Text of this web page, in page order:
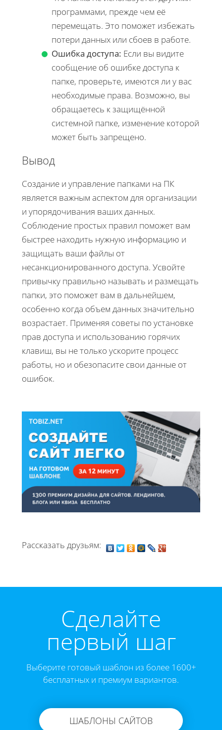
программами, прежде чем её
перемещать. Это поможет избежать
потери данных или сбоев в работе.
Ошибка доступа: Если вы видите
сообщение об ошибке доступа к
папке, проверьте, имеются ли у вас
необходимые права. Возможно, вы
обращаетесь к защищённой
системной папке, изменение которой
может быть запрещено.
Вывод
Создание и управление папками на ПК
является важным аспектом для организации
и упорядочивания ваших данных.
Соблюдение простых правил поможет вам
быстрее находить нужную информацию и
защищать ваши файлы от
несанкционированного доступа. Усвойте
привычку правильно называть и размещать
папки, это поможет вам в дальнейшем,
особенно когда объем данных значительно
возрастает. Применяя советы по установке
прав доступа и использованию горячих
клавиш, вы не только ускорите процесс
работы, но и обезопасите свои данные от
ошибок.
Рассказать друзьям:
Cделайте
первый шаг
Выберите готовый шаблон из более 1600+
бесплатных и премиум вариантов.
ШАБЛОНЫ САЙТОВ